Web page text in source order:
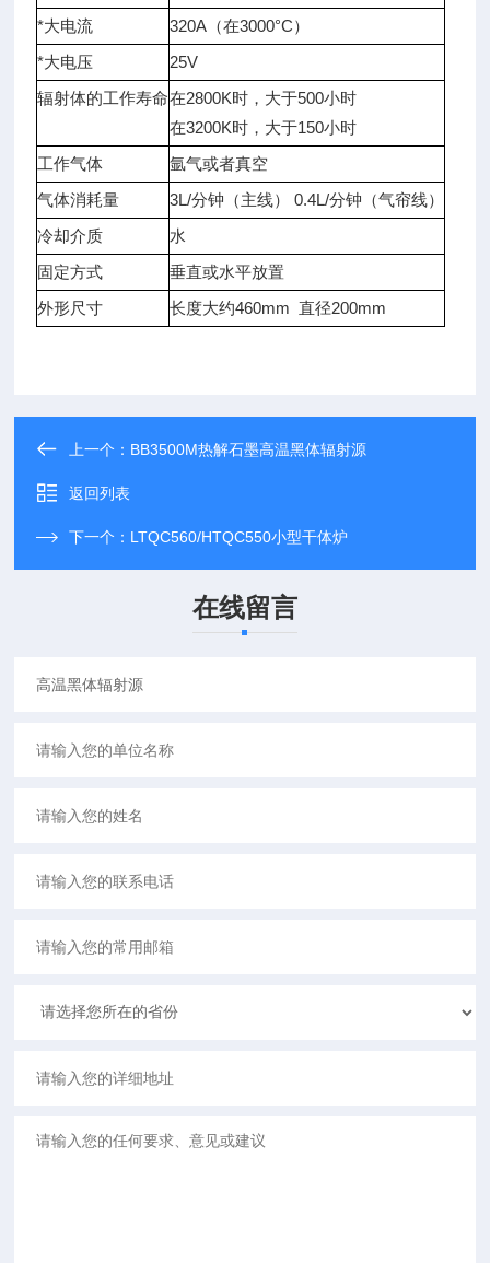
*大电流
320A（在3000°C）
*大电压
25V
辐射体的工作寿命在2800K时，大于500小时
在3200K时，大于150小时
工作气体
氩气或者真空
气体消耗量
3L/分钟（主线） 0.4L/分钟（气帘线）
冷却介质
水
固定方式
垂直或水平放置
外形尺寸
长度大约460mm 直径200mm
上一个： BB3500M热解石墨高温黑体辐射源
返回列表
下一个： LTQC560/HTQC550小型干体炉
在线留言